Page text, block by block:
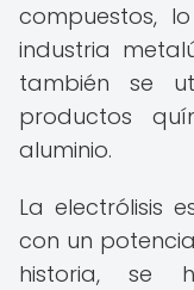
compuestos,
industria
también se
productos
aluminio.
La electrólisis
con un
historia, se